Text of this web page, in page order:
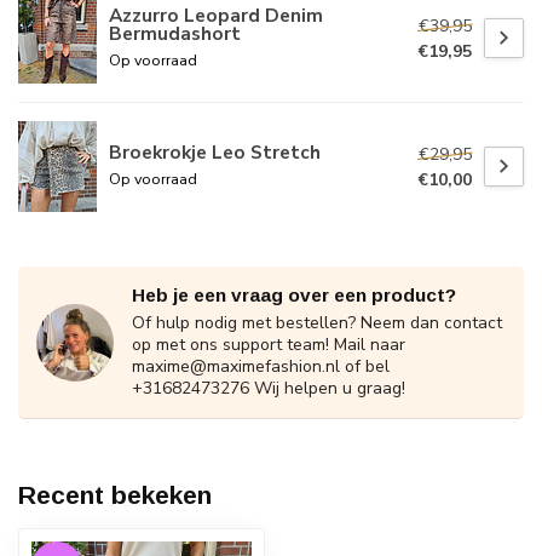
Azzurro Leopard Denim
Bermudashort
Op voorraad
€39,95
€19,95
Broekrokje Leo Stretch
Op voorraad
€29,95
€10,00
Heb je een vraag over een product?
Of hulp nodig met bestellen? Neem dan contact
op met ons support team! Mail naar
maxime@maximefashion.nl of bel
+31682473276 Wij helpen u graag!
Recent bekeken